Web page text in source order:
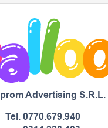
Advertising S.R.L.
Tel.0770.679.940